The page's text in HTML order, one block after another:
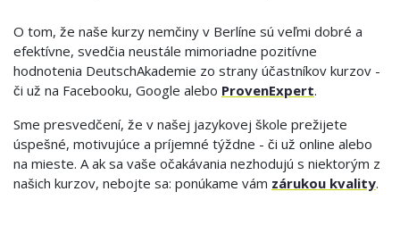
O tom, že naše kurzy nemčiny v Berlíne sú veľmi dobré a
efektívne, svedčia neustále mimoriadne pozitívne
hodnotenia DeutschAkademie zo strany účastníkov kurzov -
či už na Facebooku, Google alebo ProvenExpert.
Sme presvedčení, že v našej jazykovej škole prežijete
úspešné, motivujúce a príjemné týždne - či už online alebo
na mieste. A ak sa vaše očakávania nezhodujú s niektorým z
našich kurzov, nebojte sa: ponúkame vám zárukou kvality.